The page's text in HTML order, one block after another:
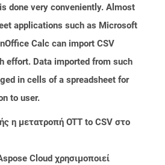
done very conveniently. Almost
applications such as Microsoft
Calc can import CSV
effort. Data imported from such
in cells of a spreadsheet for
to user.
η μετατροπή OTT to CSV στο
Cloud χρησιμοποιεί